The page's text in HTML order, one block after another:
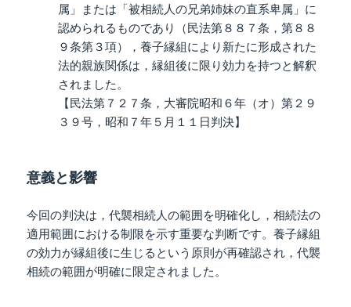
属」または「被相続人の兄弟姉妹の直系卑属」に
認められるものであり（民法第８８７条，第８８
９条第３項），養子縁組により新たに形成された
法的親族関係は，縁組後に限り効力を持つと解釈
されました。
【民法第７２７条，大審院昭和６年（オ）第２９
３９号，昭和７年５月１１日判決】
意義と影響
今回の判決は，代襲相続人の範囲を明確化し，相続法の
適用範囲における制限を示す重要な判断です。養子縁組
の効力が縁組後に生じるという原則が再確認され，代襲
相続の範囲が明確に限定されました。